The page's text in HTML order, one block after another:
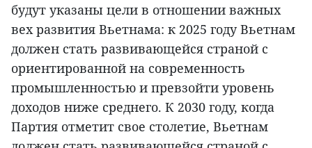
будут указаны цели в отношении важных
вех развития Вьетнама: к 2025 году Вьетнам
должен стать развивающейся страной с
ориентированной на современность
промышленностью и превзойти уровень
доходов ниже среднего. К 2030 году, когда
Партия отметит свое столетие, Вьетнам